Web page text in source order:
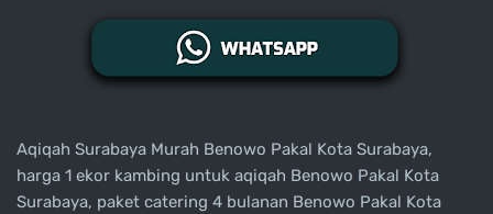
Aqiqah Surabaya Murah Benowo Pakal Kota Surabaya,
harga 1 ekor kambing untuk aqiqah Benowo Pakal Kota
Surabaya, paket catering 4 bulanan Benowo Pakal Kota